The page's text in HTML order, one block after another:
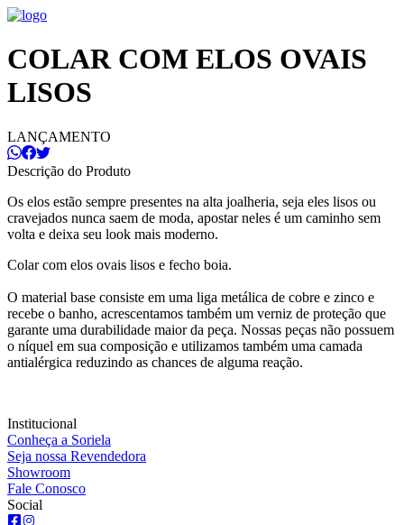
COLAR COM ELOS OVAIS
LISOS
LANÇAMENTO
Descrição do Produto
Os elos estão sempre presentes na alta joalheria, seja eles lisos ou
cravejados nunca saem de moda, apostar neles é um caminho sem
volta e deixa seu look mais moderno.
Colar com elos ovais lisos e fecho boia.
O material base consiste em uma liga metálica de cobre e zinco e
recebe o banho, acrescentamos também um verniz de proteção que
garante uma durabilidade maior da peça. Nossas peças não possuem
o níquel em sua composição e utilizamos também uma camada
antialérgica reduzindo as chances de alguma reação.
Institucional
Conheça a Soriela
Seja nossa Revendedora
Showroom
Fale Conosco
Social